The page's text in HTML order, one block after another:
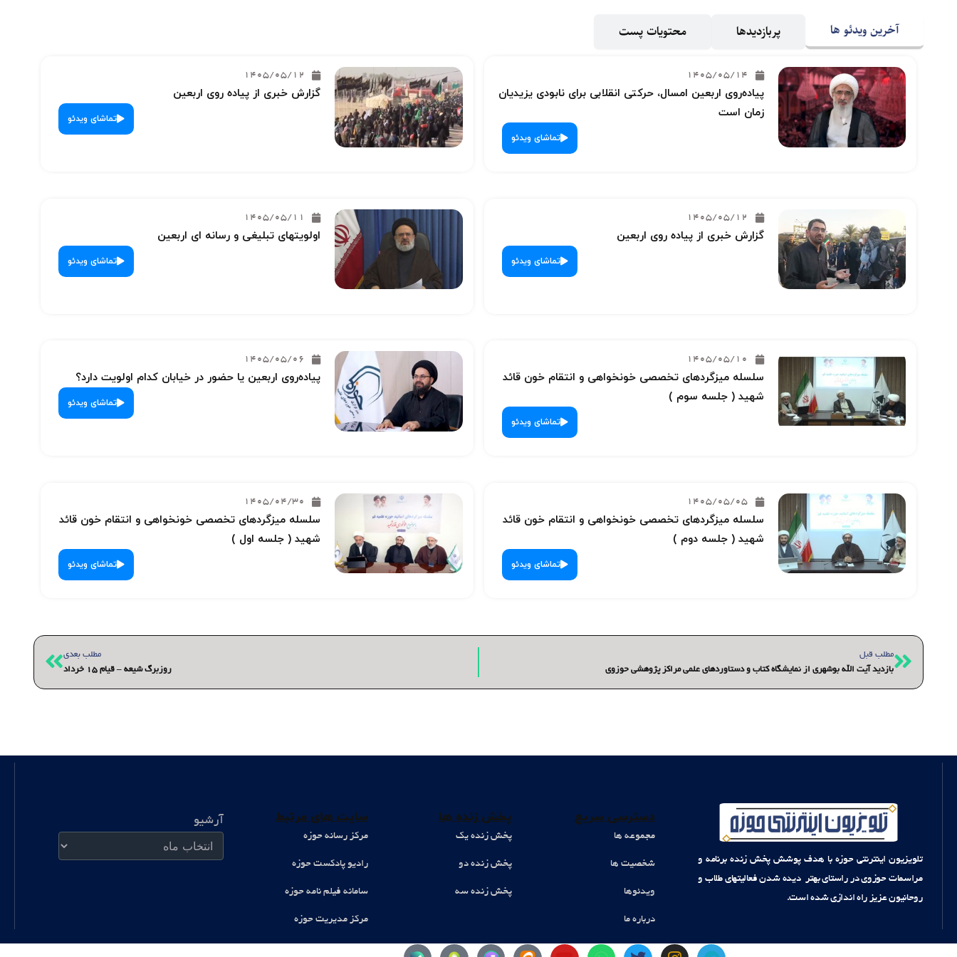
آخرین ویدئو ها پربازدیدها محتویات پست
1405/05/14
پیاده‌روی اربعین امسال، حرکتی انقلابی برای نابودی یزیدیان
زمان است
تماشای ویدئو
1405/05/12
گزارش خبری از پیاده روی اربعین
تماشای ویدئو
1405/05/12
گزارش خبری از پیاده روی اربعین
تماشای ویدئو
1405/05/11
اولویتهای تبلیغی و رسانه ای اربعین
تماشای ویدئو
1405/05/10
سلسله میزگردهای تخصصی خونخواهی و انتقام خون قائد
شهید ( جلسه سوم )
تماشای ویدئو
1405/05/06
پیاده‌روی اربعین یا حضور در خیابان کدام اولویت دارد؟
تماشای ویدئو
1405/05/05
سلسله میزگردهای تخصصی خونخواهی و انتقام خون قائد
شهید ( جلسه دوم )
تماشای ویدئو
1405/04/30
سلسله میزگردهای تخصصی خونخواهی و انتقام خون قائد
شهید ( جلسه اول )
تماشای ویدئو
قبلیمطلب قبل
بازدید آیت الله بوشهری از نمایشگاه کتاب و دستاوردهای علمی مراکز پژوهشی حوزوی
مطلب بعدی
روزبرگ شیعه – قیام 15 خرداد
بعدی
تلویزیون اینترنتی حوزه با هدف پوشش پخش زنده برنامه و
مراسمات حوزوی در راستای بهتر دیده شدن فعالیتهای طلاب و
روحانیون عزیز راه اندازی شده است.
دسترسی سریع
مجموعه ها
شخصیت ها
ویدئوها
درباره ما
پخش زنده ها
پخش زنده یک
پخش زنده دو
پخش زنده سه
سایت های مرتبط
مرکز رسانه حوزه
رادیو پادکست حوزه
سامانه فیلم نامه حوزه
مرکز مدیریت حوزه
آرشیو
آرشیو
T
I
T
W
Y